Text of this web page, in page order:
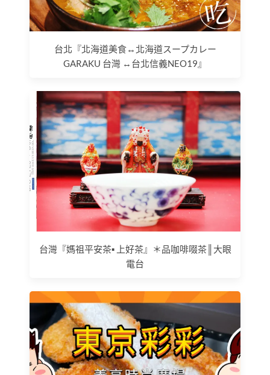
台北『北海道美食↔北海道スープカレー
GARAKU 台灣 ↔台北信義NEO19』
台灣『媽祖平安茶▪ 上好茶』＊品咖啡啜茶║大眼
電台